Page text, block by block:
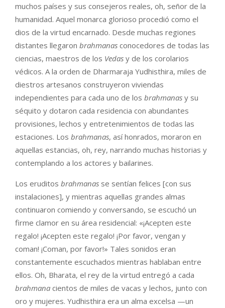
muchos países y sus consejeros reales, oh, señor de la
humanidad. Aquel monarca glorioso procedió como el
dios de la virtud encarnado. Desde muchas regiones
distantes llegaron brahmanas conocedores de todas las
ciencias, maestros de los Vedas y de los corolarios
védicos. A la orden de Dharmaraja Yudhisthira, miles de
diestros artesanos construyeron viviendas
independientes para cada uno de los brahmanas y su
séquito y dotaron cada residencia con abundantes
provisiones, lechos y entretenimientos de todas las
estaciones. Los brahmanas, así honrados, moraron en
aquellas estancias, oh, rey, narrando muchas historias y
contemplando a los actores y bailarines.
Los eruditos brahmanas se sentían felices [con sus
instalaciones], y mientras aquellas grandes almas
continuaron comiendo y conversando, se escuchó un
firme clamor en su área residencial: «¡Acepten este
regalo! ¡Acepten este regalo! ¡Por favor, vengan y
coman! ¡Coman, por favor!» Tales sonidos eran
constantemente escuchados mientras hablaban entre
ellos. Oh, Bharata, el rey de la virtud entregó a cada
brahmana cientos de miles de vacas y lechos, junto con
oro y mujeres. Yudhisthira era un alma excelsa —un